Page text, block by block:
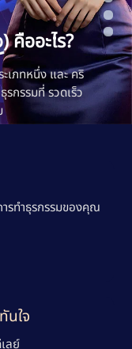
ออะไร?
เภทหนึ่ง และ คริ
รกรรมที่ รวดเร็ว
รทำธุรกรรมของคุณ
นใจ
ลย์